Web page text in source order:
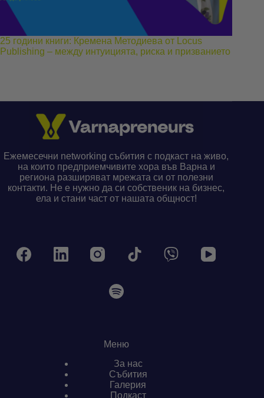
25 години книги: Кремена Методиева от Locus
Publishing – между интуицията, риска и призванието
Ежемесечни networking събития с подкаст на живо,
на които предприемчивите хора във Варна и
региона разширяват мрежата си от полезни
контакти. Не е нужно да си собственик на бизнес,
ела и стани част от нашата общност!
Меню
За нас
Събития
Галерия
Подкаст